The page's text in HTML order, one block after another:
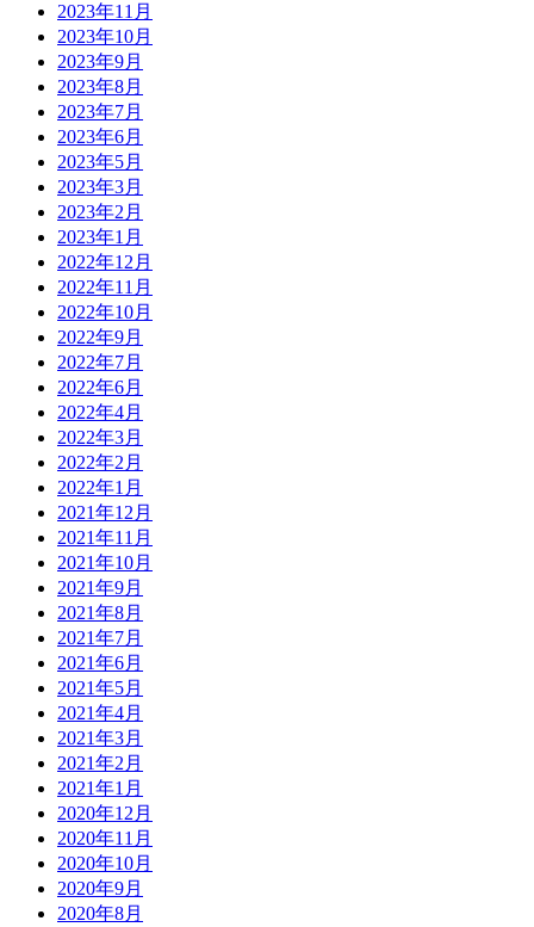
2023年11月
2023年10月
2023年9月
2023年8月
2023年7月
2023年6月
2023年5月
2023年3月
2023年2月
2023年1月
2022年12月
2022年11月
2022年10月
2022年9月
2022年7月
2022年6月
2022年4月
2022年3月
2022年2月
2022年1月
2021年12月
2021年11月
2021年10月
2021年9月
2021年8月
2021年7月
2021年6月
2021年5月
2021年4月
2021年3月
2021年2月
2021年1月
2020年12月
2020年11月
2020年10月
2020年9月
2020年8月